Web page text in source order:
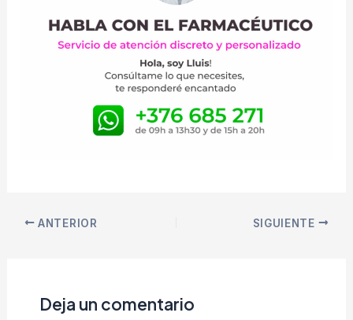
ANTERIOR SIGUIENTE
Deja un comentario